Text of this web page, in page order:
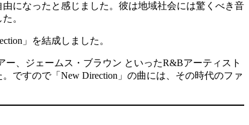
になったと感じました。彼は地域社会には驚くべき音
。
」を結成しました。
、ジェームス・ブラウン といったR&Bアーティスト
ですので「New Direction」の曲には、その時代のファ